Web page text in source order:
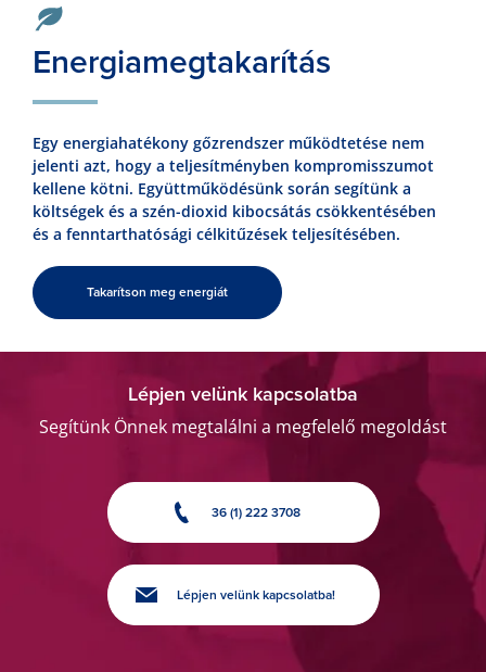
Energiamegtakarítás
Egy energiahatékony gőzrendszer működtetése nem
jelenti azt, hogy a teljesítményben kompromisszumot
kellene kötni. Együttműködésünk során segítünk a
költségek és a szén-dioxid kibocsátás csökkentésében
és a fenntarthatósági célkitűzések teljesítésében.
Takarítson meg energiát
Lépjen velünk kapcsolatba
Segítünk Önnek megtalálni a megfelelő megoldást
36 (1) 222 3708
Lépjen velünk kapcsolatba!